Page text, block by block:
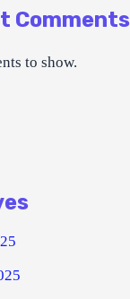
Comments
to show.